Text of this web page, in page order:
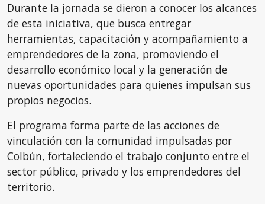
Durante la jornada se dieron a conocer los alcances
de esta iniciativa, que busca entregar
herramientas, capacitación y acompañamiento a
emprendedores de la zona, promoviendo el
desarrollo económico local y la generación de
nuevas oportunidades para quienes impulsan sus
propios negocios.
El programa forma parte de las acciones de
vinculación con la comunidad impulsadas por
Colbún, fortaleciendo el trabajo conjunto entre el
sector público, privado y los emprendedores del
territorio.